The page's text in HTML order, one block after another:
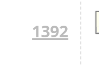
1392